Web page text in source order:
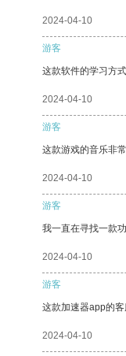
2024-04-10
游客
这款软件的学习方
2024-04-10
游客
这款游戏的音乐非
2024-04-10
游客
我一直在寻找一款
2024-04-10
游客
这款加速器app的客
2024-04-10